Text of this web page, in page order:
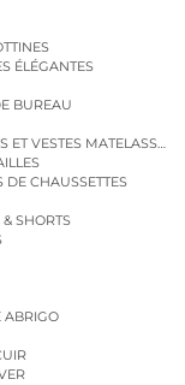
ÉLÉGANTES
BUREAU
ET VESTES MATELASSÉES
DE CHAUSSETTES
SHORTS
ABRIGO